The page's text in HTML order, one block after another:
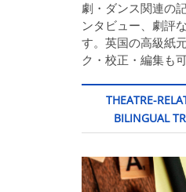
劇・ダンス関連の
ンタビュー、劇評
す。英国の高級紙
ク・校正・編集も
THEATRE-
BILINGUAL